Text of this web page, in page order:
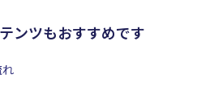
ンツもおすすめです